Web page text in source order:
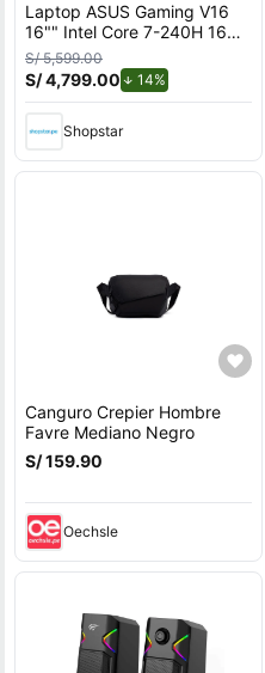
Laptop ASUS Gaming V16
16"" Intel Core 7-240H 16GB
512GB SSD RTX5050
S/ 5,599.00
S/ 4,799.00 14%
Shopstar
Canguro Crepier Hombre
Favre Mediano Negro
S/ 159.90
Oechsle